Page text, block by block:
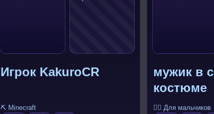
Игрок KakuroCR
⛏️ Minecraft
мужик в
костюме
🧍‍♂️ Для мальчиков